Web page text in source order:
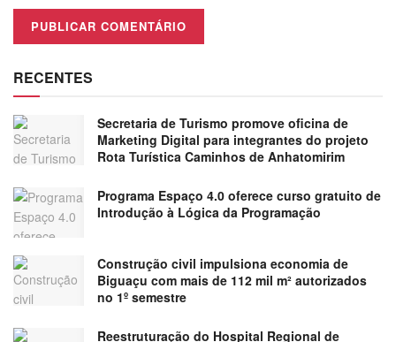
RECENTES
Secretaria de Turismo promove oficina de
Marketing Digital para integrantes do projeto
Rota Turística Caminhos de Anhatomirim
Programa Espaço 4.0 oferece curso gratuito de
Introdução à Lógica da Programação
Construção civil impulsiona economia de
Biguaçu com mais de 112 mil m² autorizados
no 1º semestre
Reestruturação do Hospital Regional de